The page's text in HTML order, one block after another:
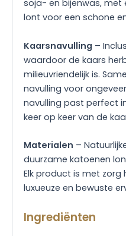
soja- en bijenwas, met
lont voor een schone
Kaarsnavulling –
waardoor de kaars
milieuvriendelijk is.
navulling voor
navulling past perfect
keer op keer van de
Materialen –
duurzame katoenen
Elk product is met
luxueuze en bewuste
Ingrediënten